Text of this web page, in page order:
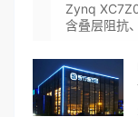
Zynq
含叠层阻抗